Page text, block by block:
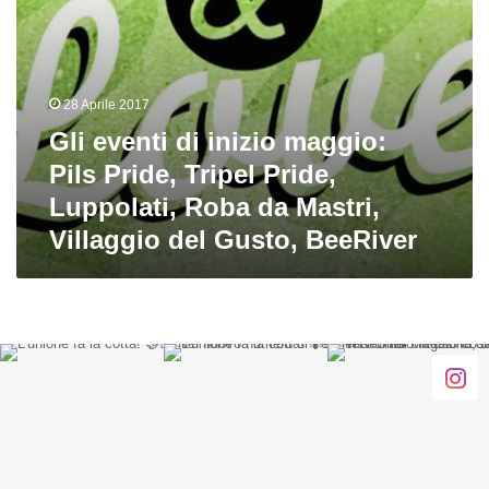
Luppolati,
Roba
da
Mastri,
Villaggio
Gusto,
BeeRiver
28 Aprile 2017
Gli eventi di inizio maggio:
Pils Pride, Tripel Pride,
Luppolati, Roba da Mastri,
Villaggio del Gusto, BeeRiver